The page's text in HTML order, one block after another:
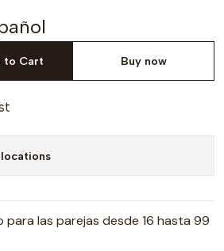
to Cart Buy now
para las parejas desde 16 hasta 99